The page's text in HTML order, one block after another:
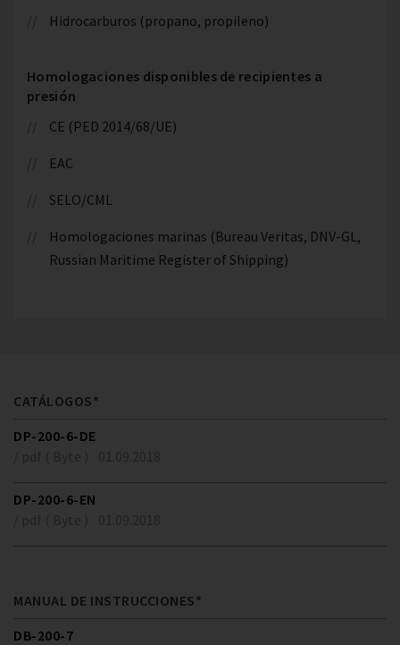
Hidrocarburos (propano, propileno)
Homologaciones disponibles de recipientes a
presión
CE (PED 2014/68/UE)
EAC
SELO/CML
Homologaciones marinas (Bureau Veritas, DNV-GL,
Russian Maritime Register of Shipping)
CATÁLOGOS*
DP-200-6-DE
DP-200-6-EN
MANUAL DE INSTRUCCIONES*
DB-200-7